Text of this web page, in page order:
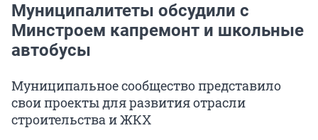
Муниципалитеты обсудили с
Минстроем капремонт и школьные
автобусы
Муниципальное сообщество представило
свои проекты для развития отрасли
строительства и ЖКХ